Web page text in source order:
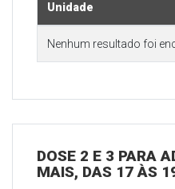
Unidade
Nenhum resultado foi
DOSE 2 E 3 PARA
MAIS, DAS 17 ÀS